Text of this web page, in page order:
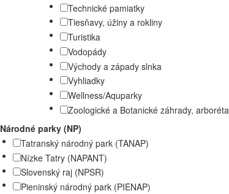
Technické pamiatky
Tiesňavy, úžiny a rokliny
Turistika
Vodopády
Východy a západy slnka
Vyhliadky
Wellness/Aquparky
Zoologické a Botanické záhrady, arboréta
Národné parky (NP)
Tatranský národný park (TANAP)
Nízke Tatry (NAPANT)
Slovenský raj (NPSR)
Pieninský národný park (PIENAP)